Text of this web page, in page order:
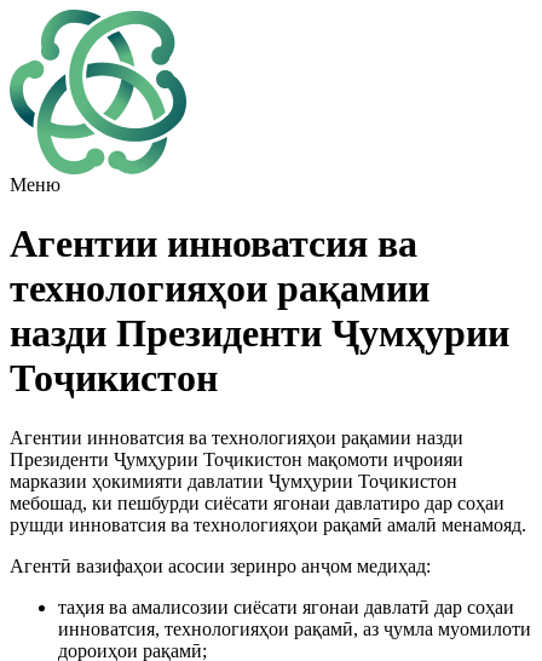
Меню
Агентии инноватсия ва
технологияҳои рақамии
назди Президенти Ҷумҳурии
Тоҷикистон
Агентии инноватсия ва технологияҳои рақамии назди
Президенти Ҷумҳурии Тоҷикистон мақомоти иҷроияи
марказии ҳокимияти давлатии Ҷумҳурии Тоҷикистон
мебошад, ки пешбурди сиёсати ягонаи давлатиро дар соҳаи
рушди инноватсия ва технологияҳои рақамӣ амалӣ менамояд.
Агентӣ вазифаҳои асосии зеринро анҷом медиҳад:
таҳия ва амалисозии сиёсати ягонаи давлатӣ дар соҳаи
инноватсия, технологияҳои рақамӣ, аз ҷумла муомилоти
дороиҳои рақамӣ;